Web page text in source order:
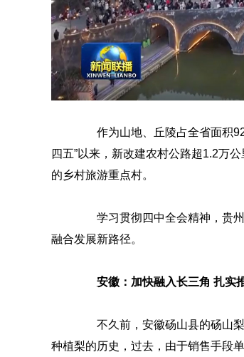
作为山地、丘陵占全省面积
四五”以来，新改建农村公路超1.2万
的乡村旅游重点村。
学习贯彻四中全会精神，贵州
融合发展新路径。
安徽：加快融入长三角 扎实
不久前，安徽砀山县的砀山梨
种植梨的历史，过去，由于销售手段